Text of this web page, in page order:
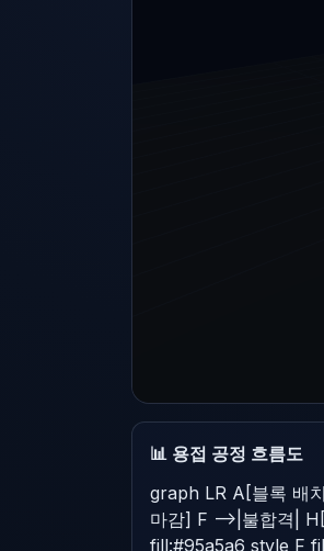
📊 용접 공정 흐름도
graph LR A[블록 배
마감] F -->|불합격|
fill:#95a5a6 style F